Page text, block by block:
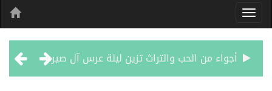
أجواء من الحب والتراث تزين ليلة عرس آل صيرم